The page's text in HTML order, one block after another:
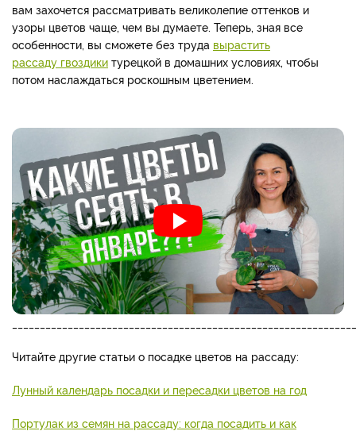
вам захочется рассматривать великолепие оттенков и
узоры цветов чаще, чем вы думаете. Теперь, зная все
особенности, вы сможете без труда вырастить
рассаду гвоздики турецкой в домашних условиях, чтобы
потом наслаждаться роскошным цветением.
Читайте другие статьи о посадке цветов на рассаду:
Лунный календарь посадки и пересадки цветов на год
Портулак из семян на рассаду: когда посадить и как